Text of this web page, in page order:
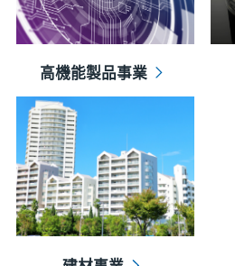
高機能製品事業